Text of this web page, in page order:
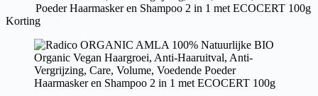
Poeder Haarmasker en Shampoo 2 in 1 met ECOCERT 100g
Korting